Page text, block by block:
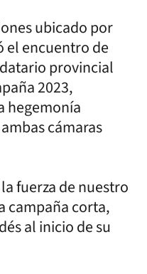
ubicado por
el encuentro de
provincial
2023,
hegemonía
cámaras
fuerza de nuestro
campaña corta,
al inicio de su